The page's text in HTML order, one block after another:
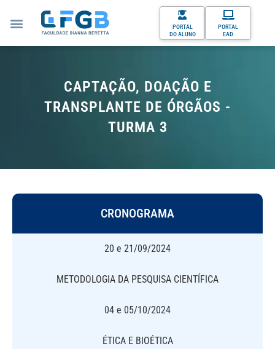
PORTAL
DO ALUNO
PORTAL
EAD
CAPTAÇÃO, DOAÇÃO E
TRANSPLANTE DE ÓRGÃOS -
TURMA 3
CRONOGRAMA
20 e 21/09/2024
METODOLOGIA DA PESQUISA CIENTÍFICA
04 e 05/10/2024
ÉTICA E BIOÉTICA